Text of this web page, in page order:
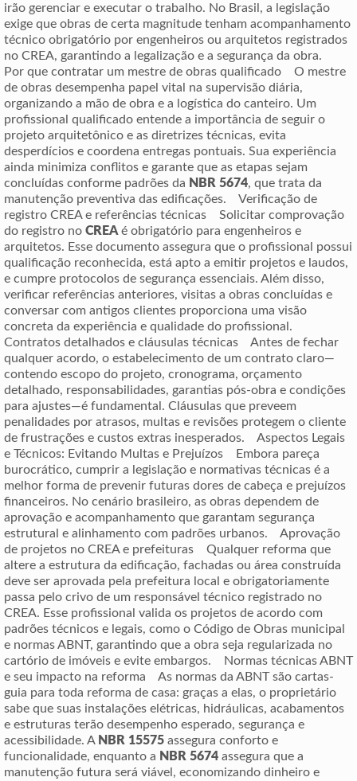
irão gerenciar e executar o trabalho. No Brasil, a legislação
exige que obras de certa magnitude tenham acompanhamento
técnico obrigatório por engenheiros ou arquitetos registrados
no CREA, garantindo a legalização e a segurança da obra.
Por que contratar um mestre de obras qualificado O mestre
de obras desempenha papel vital na supervisão diária,
organizando a mão de obra e a logística do canteiro. Um
profissional qualificado entende a importância de seguir o
projeto arquitetônico e as diretrizes técnicas, evita
desperdícios e coordena entregas pontuais. Sua experiência
ainda minimiza conflitos e garante que as etapas sejam
concluídas conforme padrões da NBR 5674, que trata da
manutenção preventiva das edificações. Verificação de
registro CREA e referências técnicas Solicitar comprovação
do registro no CREA é obrigatório para engenheiros e
arquitetos. Esse documento assegura que o profissional possui
qualificação reconhecida, está apto a emitir projetos e laudos,
e cumpre protocolos de segurança essenciais. Além disso,
verificar referências anteriores, visitas a obras concluídas e
conversar com antigos clientes proporciona uma visão
concreta da experiência e qualidade do profissional.
Contratos detalhados e cláusulas técnicas Antes de fechar
qualquer acordo, o estabelecimento de um contrato claro—
contendo escopo do projeto, cronograma, orçamento
detalhado, responsabilidades, garantias pós-obra e condições
para ajustes—é fundamental. Cláusulas que preveem
penalidades por atrasos, multas e revisões protegem o cliente
de frustrações e custos extras inesperados. Aspectos Legais
e Técnicos: Evitando Multas e Prejuízos Embora pareça
burocrático, cumprir a legislação e normativas técnicas é a
melhor forma de prevenir futuras dores de cabeça e prejuízos
financeiros. No cenário brasileiro, as obras dependem de
aprovação e acompanhamento que garantam segurança
estrutural e alinhamento com padrões urbanos. Aprovação
de projetos no CREA e prefeituras Qualquer reforma que
altere a estrutura da edificação, fachadas ou área construída
deve ser aprovada pela prefeitura local e obrigatoriamente
passa pelo crivo de um responsável técnico registrado no
CREA. Esse profissional valida os projetos de acordo com
padrões técnicos e legais, como o Código de Obras municipal
e normas ABNT, garantindo que a obra seja regularizada no
cartório de imóveis e evite embargos. Normas técnicas ABNT
e seu impacto na reforma As normas da ABNT são cartas-
guia para toda reforma de casa: graças a elas, o proprietário
sabe que suas instalações elétricas, hidráulicas, acabamentos
e estruturas terão desempenho esperado, segurança e
acessibilidade. A NBR 15575 assegura conforto e
funcionalidade, enquanto a NBR 5674 assegura que a
manutenção futura será viável, economizando dinheiro e